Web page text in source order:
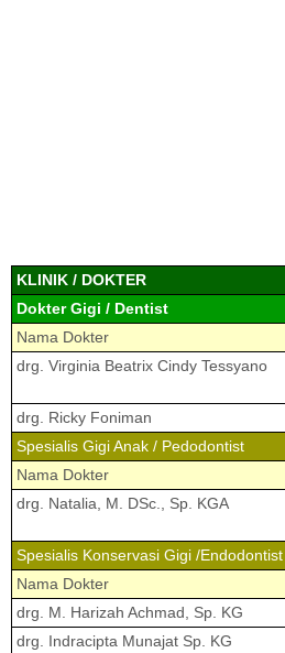
KLINIK / DOKTER
Dokter Gigi / Dentist
Nama Dokter
drg. Virginia Beatrix Cindy Tessyano
drg. Ricky Foniman
Spesialis Gigi Anak / Pedodontist
Nama Dokter
drg. Natalia, M. DSc., Sp. KGA
Spesialis Konservasi Gigi /Endodontist
Nama Dokter
drg. M. Harizah Achmad, Sp. KG
drg. Indracipta Munajat Sp. KG